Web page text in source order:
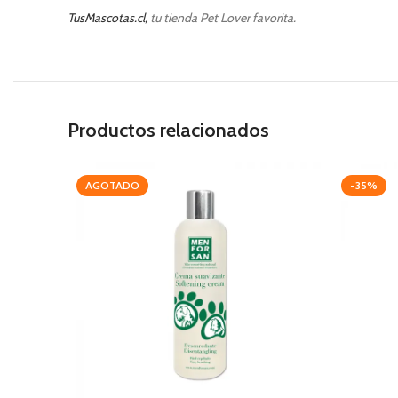
TusMascotas.cl, tu tienda Pet Lover favorita.
Productos relacionados
AGOTADO -35%